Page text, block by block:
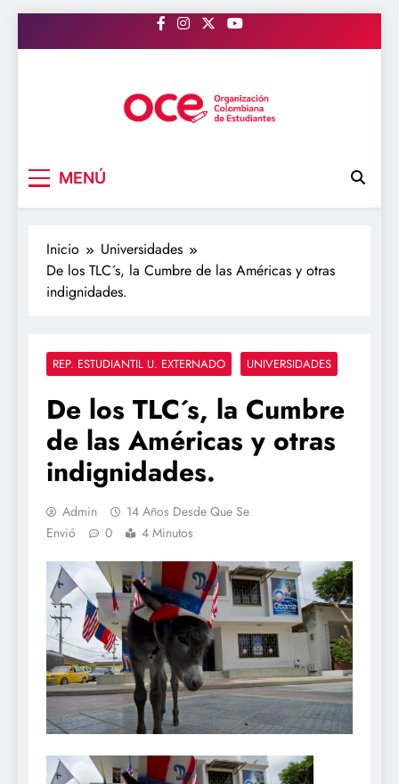
al
MENÚ
Inicio
Universidades
De los TLC´s, la Cumbre de las Américas y otras
indignidades.
REP. ESTUDIANTIL U. EXTERNADO UNIVERSIDADES
De los TLC´s, la Cumbre
de las Américas y otras
indignidades.
Admin
14 Años Desde Que Se
Envió
0 4 Minutos